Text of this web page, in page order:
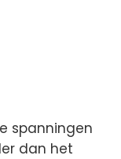
spanningen
dan het